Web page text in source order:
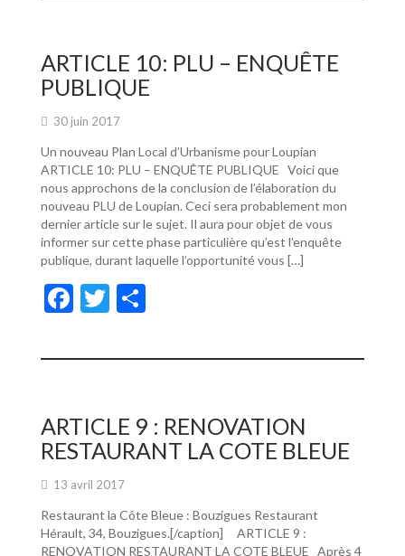
o
o
k
er
ARTICLE 10: PLU – ENQUÊTE
PUBLIQUE
30 juin 2017
Un nouveau Plan Local d’Urbanisme pour Loupian
ARTICLE 10: PLU – ENQUÊTE PUBLIQUE Voici que
nous approchons de la conclusion de l’élaboration du
nouveau PLU de Loupian. Ceci sera probablement mon
dernier article sur le sujet. Il aura pour objet de vous
informer sur cette phase particulière qu’est l’enquête
publique, durant laquelle l’opportunité vous […]
F
e
o
o
k
T
itt ta
er
ARTICLE 9 : RENOVATION
RESTAURANT LA COTE BLEUE
13 avril 2017
Restaurant la Côte Bleue : Bouzigues Restaurant
Hérault, 34, Bouzigues.[/caption] ARTICLE 9 :
RENOVATION RESTAURANT LA COTE BLEUE Après 4